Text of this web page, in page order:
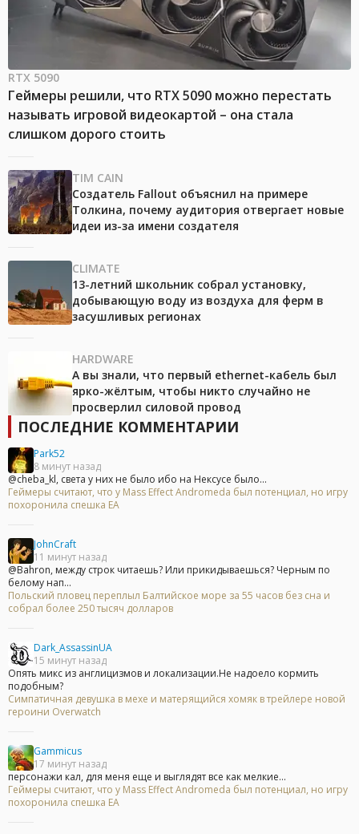
RTX 5090
Геймеры решили, что RTX 5090 можно перестать
называть игровой видеокартой – она стала
слишком дорого стоить
TIM CAIN
Создатель Fallout объяснил на примере
Толкина, почему аудитория отвергает новые
идеи из-за имени создателя
CLIMATE
13-летний школьник собрал установку,
добывающую воду из воздуха для ферм в
засушливых регионах
HARDWARE
А вы знали, что первый ethernet-кабель был
ярко-жёлтым, чтобы никто случайно не
просверлил силовой провод
ПОСЛЕДНИЕ КОММЕНТАРИИ
Park52
8 минут назад
@cheba_kl, света у них не было ибо на Нексусе было...
Геймеры считают, что у Mass Effect Andromeda был потенциал, но игру
похоронила спешка EA
JohnCraft
11 минут назад
@Bahron, между строк читаешь? Или прикидываешься? Черным по
белому нап...
Польский пловец переплыл Балтийское море за 55 часов без сна и
собрал более 250 тысяч долларов
Dark_AssassinUA
15 минут назад
Опять микс из англицизмов и локализации.Не надоело кормить
подобным?
Симпатичная девушка в мехе и матерящийся хомяк в трейлере новой
героини Overwatch
Gammicus
17 минут назад
персонажи кал, для меня еще и выглядят все как мелкие...
Геймеры считают, что у Mass Effect Andromeda был потенциал, но игру
похоронила спешка EA